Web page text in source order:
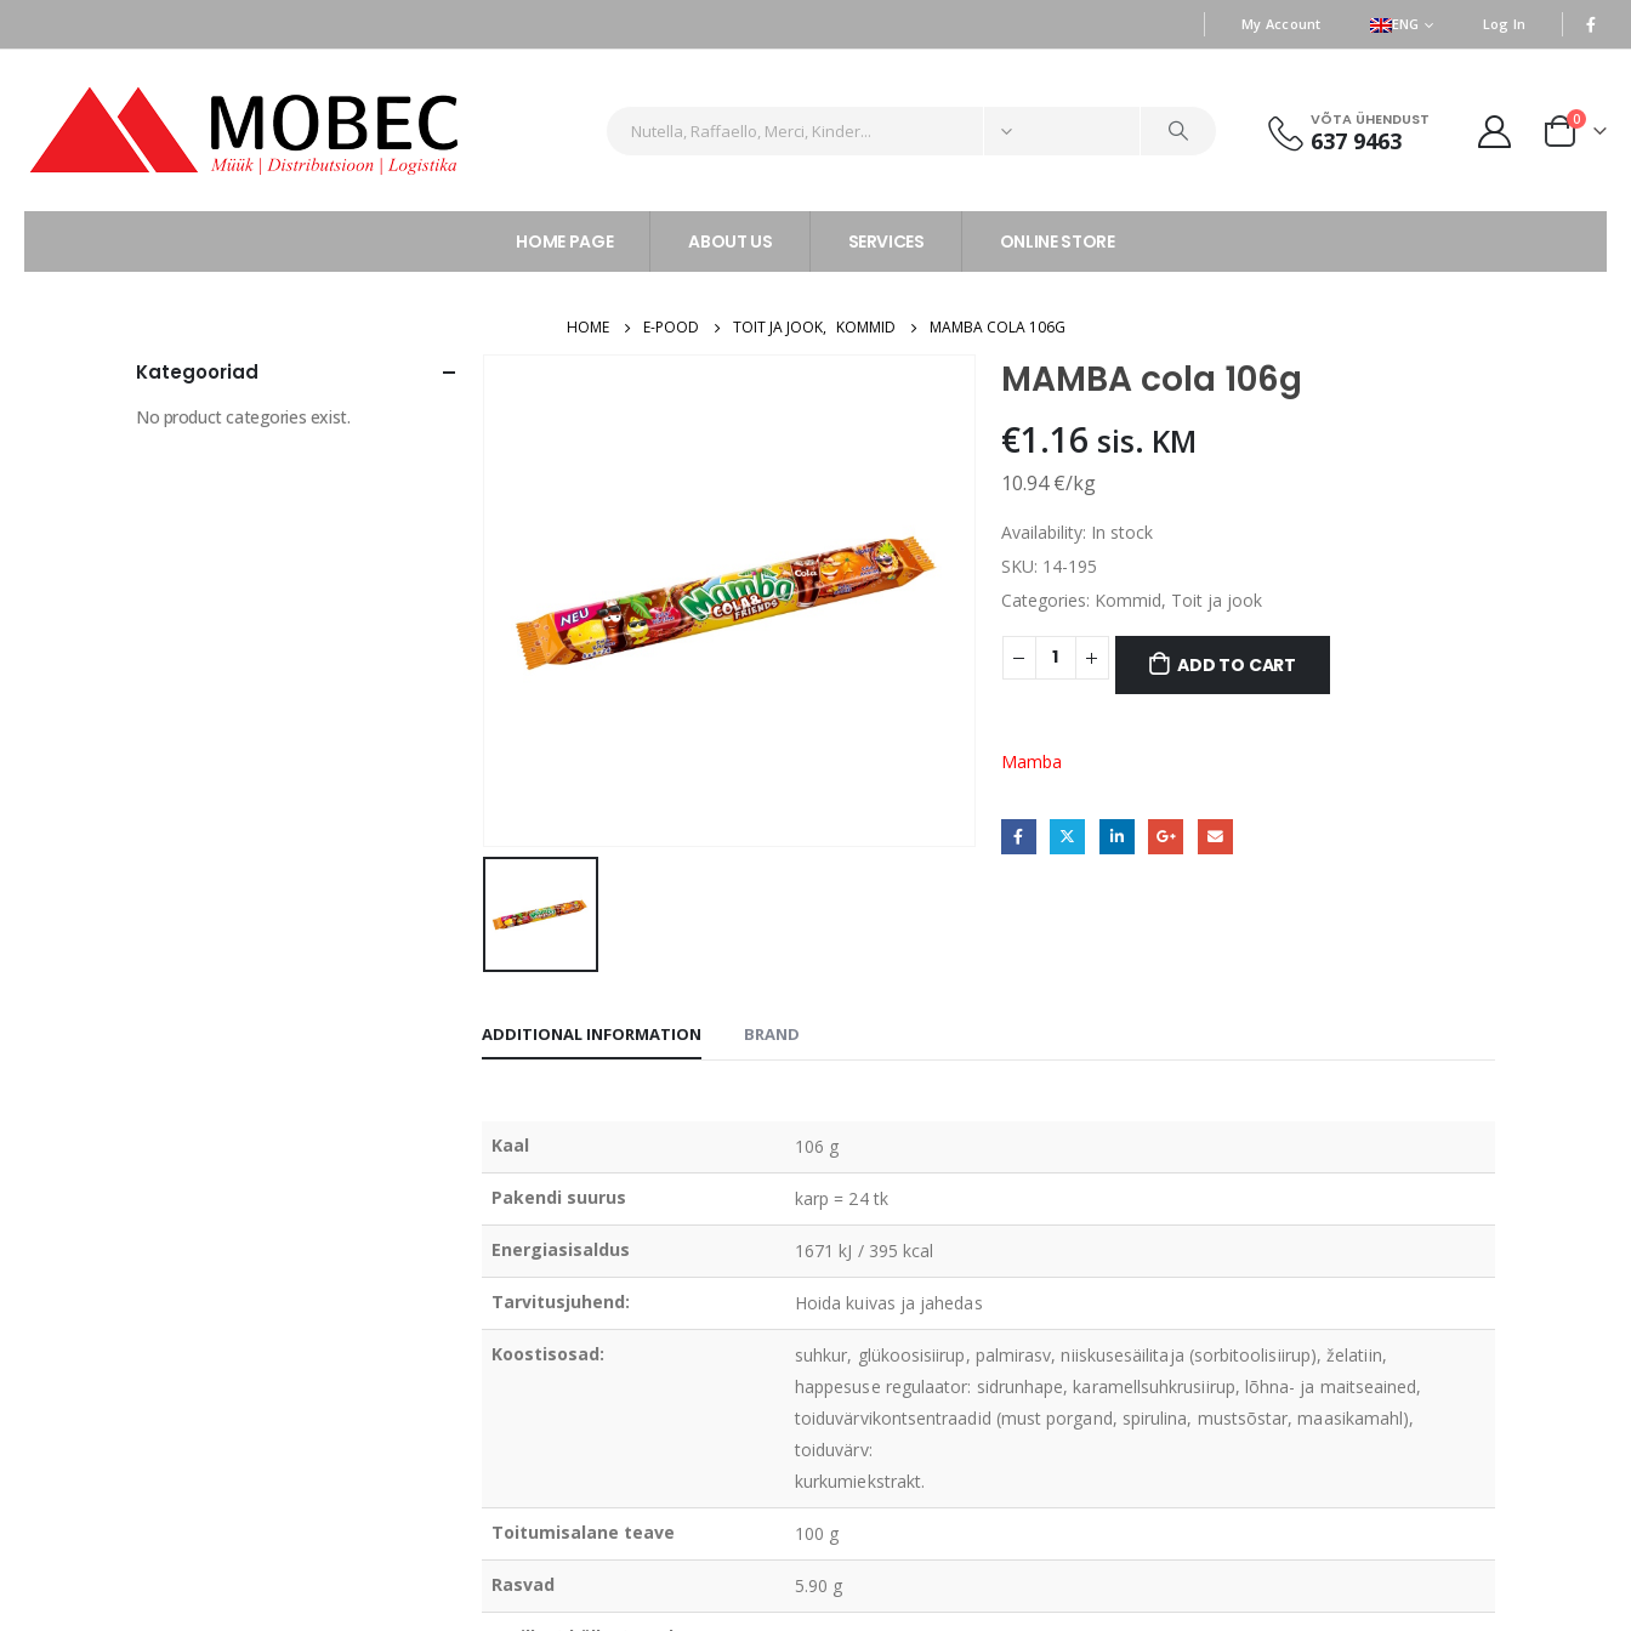
My Account ENG Log In
VÕTA ÜHENDUST
637 9463
0
HOME PAGE ABOUT US SERVICES ONLINE STORE
HOME E-POOD TOIT JA JOOK, KOMMID MAMBA COLA 106G
MAMBA cola 106g
€1.16 sis. KM
10.94 €/kg
Availability: In stock
SKU: 14-195
Categories: Kommid, Toit ja jook
ADD TO CART
Mamba
ADDITIONAL INFORMATION BRAND
Kaal 106 g
Pakendi suurus karp = 24 tk
Energiasisaldus 1671 kJ / 395 kcal
Tarvitusjuhend: Hoida kuivas ja jahedas
Koostisosad:
suhkur, glükoosisiirup, palmirasv, niiskusesäilitaja (sorbitoolisiirup), želatiin,
happesuse regulaator: sidrunhape, karamellsuhkrusiirup, lõhna- ja maitseained,
toiduvärvikontsentraadid (must porgand, spirulina, mustsõstar, maasikamahl),
toiduvärv:
kurkumiekstrakt.
Toitumisalane teave 100 g
Rasvad 5.90 g
Kategooriad
No product categories exist.